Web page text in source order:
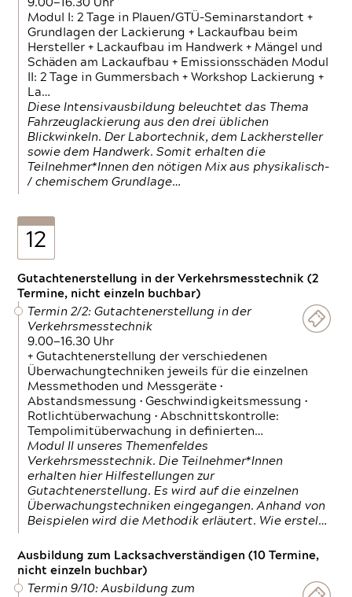
9.00—16.30 Uhr
Modul I: 2 Tage in Plauen/GTÜ-Seminarstandort +
Grundlagen der Lackierung + Lackaufbau beim
Hersteller + Lackaufbau im Handwerk + Mängel und
Schäden am Lackaufbau + Emissionsschäden Modul
II: 2 Tage in Gummersbach + Workshop Lackierung +
La…
Diese Intensivausbildung beleuchtet das Thema
Fahrzeuglackierung aus den drei üblichen
Blickwinkeln. Der Labortechnik, dem Lackhersteller
sowie dem Handwerk. Somit erhalten die
Teilnehmer*Innen den nötigen Mix aus physikalisch-
/ chemischem Grundlage…
12
Gutachtenerstellung in der Verkehrsmesstechnik (2
Termine, nicht einzeln buchbar)
Termin 2/2: Gutachtenerstellung in der
Verkehrsmesstechnik
9.00—16.30 Uhr
+ Gutachtenerstellung der verschiedenen
Überwachungtechniken jeweils für die einzelnen
Messmethoden und Messgeräte •
Abstandsmessung • Geschwindigkeitsmessung •
Rotlichtüberwachung • Abschnittskontrolle:
Tempolimitüberwachung in definierten…
Modul II unseres Themenfeldes
Verkehrsmesstechnik. Die Teilnehmer*Innen
erhalten hier Hilfestellungen zur
Gutachtenerstellung. Es wird auf die einzelnen
Überwachungstechniken eingegangen. Anhand von
Beispielen wird die Methodik erläutert. Wie erstel…
Ausbildung zum Lacksachverständigen (10 Termine,
nicht einzeln buchbar)
Termin 9/10: Ausbildung zum